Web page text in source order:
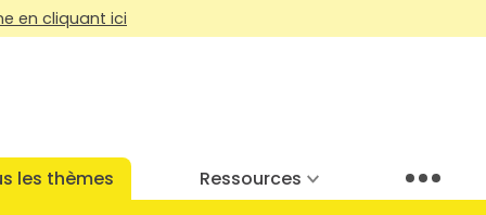
en cliquant ici
les thèmes Ressources Menu